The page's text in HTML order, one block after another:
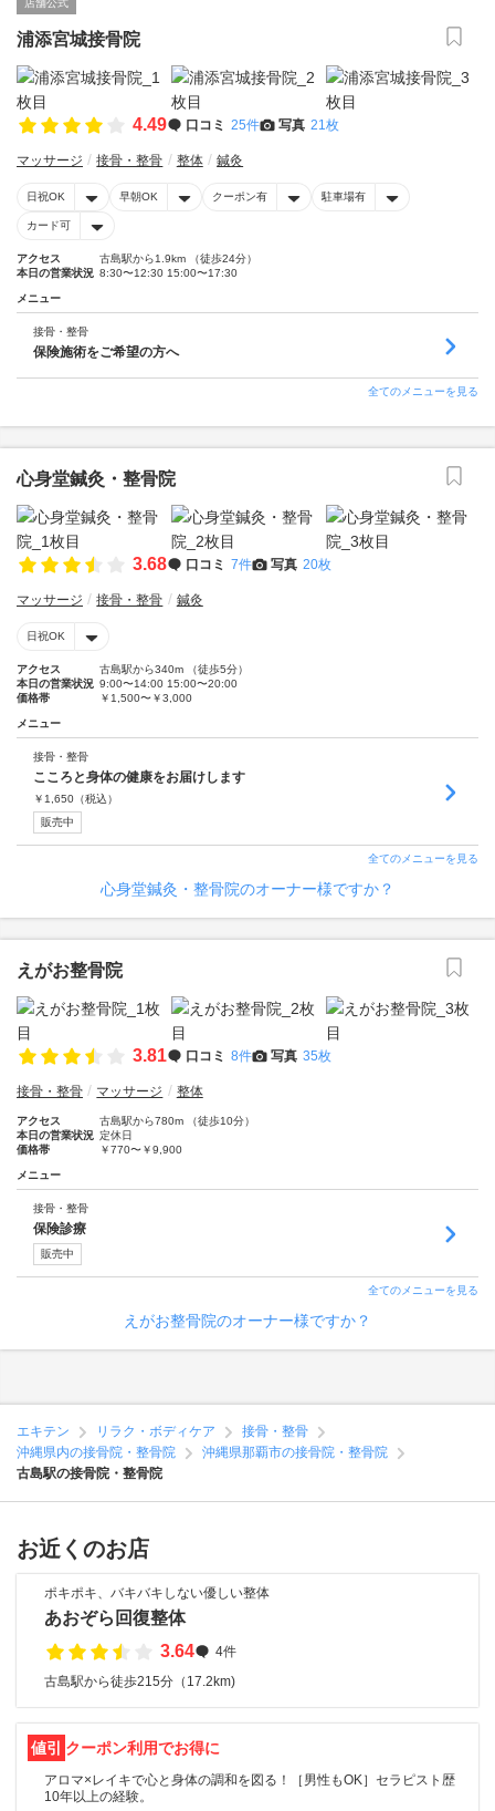
店舗公式
浦添宮城接骨院
4.49 口コミ 25件 写真 21枚
マッサージ 接骨・整骨 整体 鍼灸
日祝OK 早朝OK クーポン有 駐車場有
カード可
アクセス
古島駅から1.9km （徒歩24分）
本日の営業状況 8:30〜12:30 15:00〜17:30
メニュー
接骨・整骨
保険施術をご希望の方へ
全てのメニューを見る
心身堂鍼灸・整骨院
3.68 口コミ 7件 写真 20枚
マッサージ 接骨・整骨 鍼灸
日祝OK
アクセス
古島駅から340m （徒歩5分）
本日の営業状況 9:00〜14:00 15:00〜20:00
価格帯
￥1,500〜￥3,000
メニュー
接骨・整骨
こころと身体の健康をお届けします
￥ 1,650 （税込）
販売中
全てのメニューを見る
心身堂鍼灸・整骨院のオーナー様ですか？
えがお整骨院
3.81 口コミ 8件 写真 35枚
接骨・整骨 マッサージ 整体
アクセス
古島駅から780m （徒歩10分）
本日の営業状況 定休日
価格帯
￥770〜￥9,900
メニュー
接骨・整骨
保険診療
販売中
全てのメニューを見る
えがお整骨院のオーナー様ですか？
エキテン リラク・ボディケア
接骨・整骨
沖縄県内の接骨院・整骨院
沖縄県那覇市の接骨院・整骨院
古島駅の接骨院・整骨院
お近くのお店
ポキポキ、バキバキしない優しい整体
あおぞら回復整体
3.64
4件
古島駅から徒歩215分（17.2km)
値引 クーポン利用でお得に
アロマ×レイキで心と身体の調和を図る！［男性もOK］セラピスト歴
10年以上の経験。